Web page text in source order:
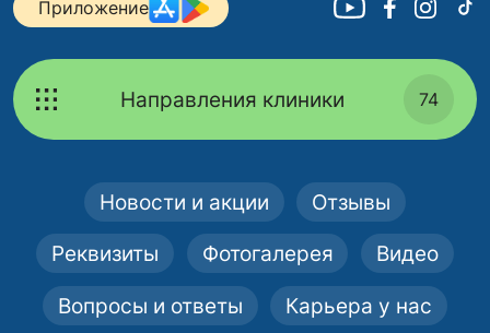
Приложение
Направления клиники 74
Новости и акции Отзывы
Реквизиты Фотогалерея Видео
Вопросы и ответы Карьера у нас